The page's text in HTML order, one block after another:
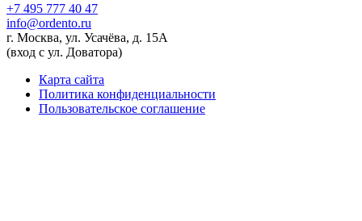
+7 495 777 40 47
info@ordento.ru
г. Москва, ул. Усачёва, д. 15А
(вход с ул. Доватора)
Карта сайта
Политика конфиденциальности
Пользовательское соглашение